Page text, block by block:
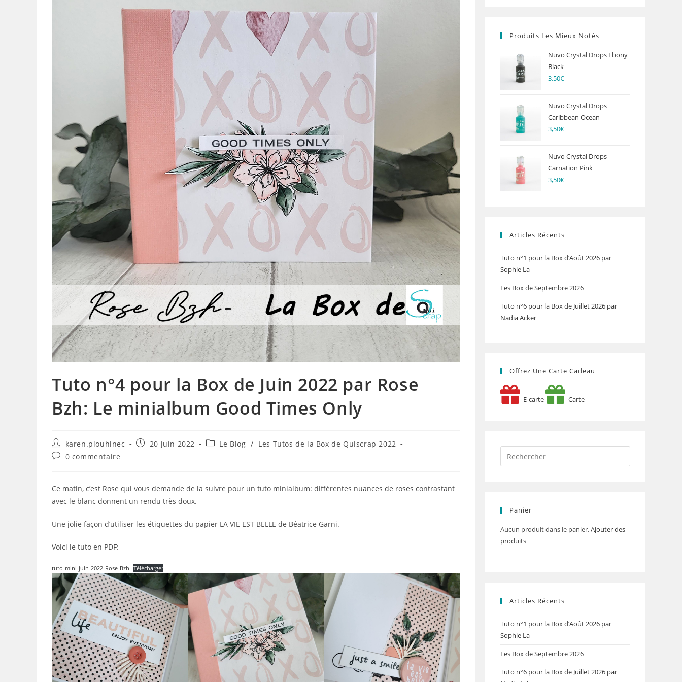
Tuto n°4 pour la Box de Juin 2022 par Rose
Bzh: Le minialbum Good Times Only
Auteur/autrice
de
la
karen.plouhinec
Publication
20 juin 2022
PostLe Blog / Les Tutos de la Box de Quiscrap 2022
Commentaires
publication :
0 commentaire
Ce matin, c’est Rose qui vous demande de la suivre pour un tuto minialbum: différentes nuances de roses contrastant
avec le blanc donnent un rendu très doux.
Une jolie façon d’utiliser les étiquettes du papier LA VIE EST BELLE de Béatrice Garni.
Voici le tuto en PDF:
tuto-mini-juin-2022-Rose-Bzh Télécharger
Produits Les Mieux Notés
Nuvo Crystal Drops Ebony
Black
3,50€
Nuvo Crystal Drops
Caribbean Ocean
3,50€
Nuvo Crystal Drops
Carnation Pink
3,50€
Articles Récents
Tuto n°1 pour la Box d’Août 2026 par
Sophie La
Les Box de Septembre 2026
Tuto n°6 pour la Box de Juillet 2026 par
Nadia Acker
Offrez Une Carte Cadeau
E-carte Carte
Panier
Aucun produit dans le panier.Ajouter des
produits
Articles Récents
Tuto n°1 pour la Box d’Août 2026 par
Sophie La
Les Box de Septembre 2026
Tuto n°6 pour la Box de Juillet 2026 par